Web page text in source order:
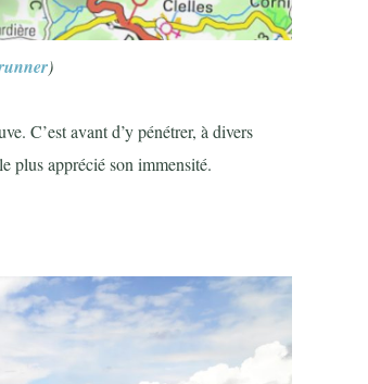
)
C’est avant d’y pénétrer, à divers
plus apprécié son immensité.